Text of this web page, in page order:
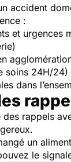
accident
:
et urgences
soins 24H/24)
dans
des rappels
un
le